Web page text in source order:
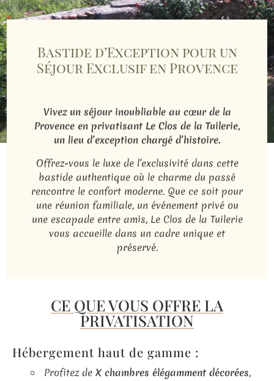
Bastide d’Exception pour un
Séjour Exclusif en Provence
Vivez un séjour inoubliable au cœur de la
Provence en privatisant Le Clos de la Tuilerie,
un lieu d’exception chargé d’histoire.
Offrez-vous le luxe de l’exclusivité dans cette
bastide authentique où le charme du passé
rencontre le confort moderne. Que ce soit pour
une réunion familiale, un événement privé ou
une escapade entre amis, Le Clos de la Tuilerie
vous accueille dans un cadre unique et
préservé.
CE QUE VOUS OFFRE LA
PRIVATISATION
Hébergement haut de gamme :
Profitez de X chambres élégamment décorées,